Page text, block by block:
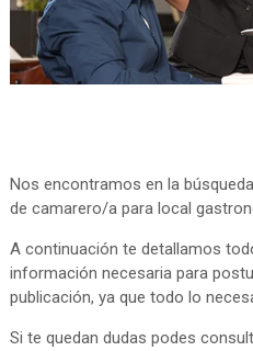
Nos encontramos en la
de camarero/a para local
A continuación te detallamos
información necesaria para
publicación, ya que todo lo
Si te quedan dudas podes